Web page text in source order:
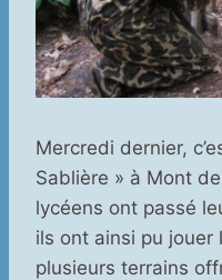
Mercredi dernier,
Sablière » à Mont
lycéens ont passé
ils ont ainsi pu jouer
plusieurs terrains